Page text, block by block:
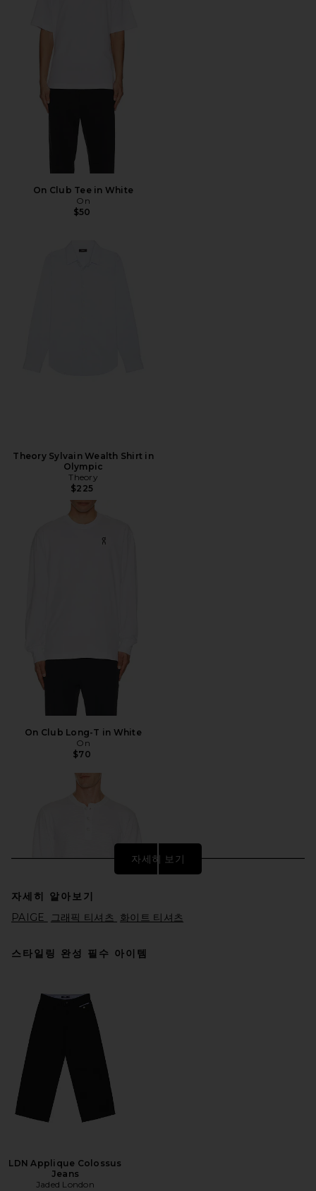
On Club Tee in White
On
$50
Theory Sylvain Wealth Shirt in
Olympic
Theory
$225
On Club Long-T in White
On
$70
Rag & Bone Classic Henley in
White
Rag & Bone
자세히 보기
자세히 알아보기
PAIGE
그래픽 티셔츠 화이트 티셔츠
스타일링 완성 필수 아이템
LDN Applique Colossus
Jeans
Jaded London